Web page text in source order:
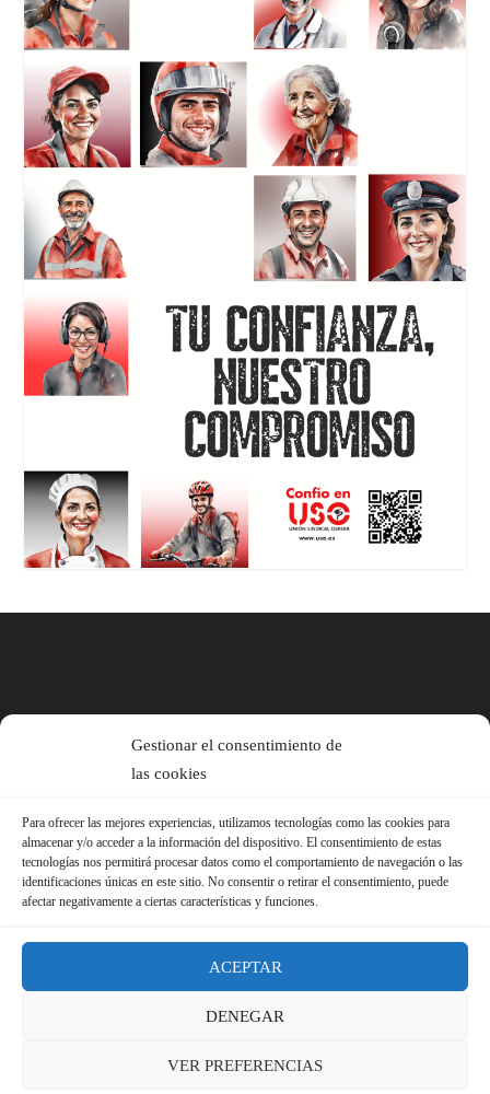
Gestionar el consentimiento de
las cookies
Para ofrecer las mejores experiencias, utilizamos tecnologías como las cookies para
almacenar y/o acceder a la información del dispositivo. El consentimiento de estas
tecnologías nos permitirá procesar datos como el comportamiento de navegación o las
identificaciones únicas en este sitio. No consentir o retirar el consentimiento, puede
afectar negativamente a ciertas características y funciones.
ACEPTAR
DENEGAR
VER PREFERENCIAS
Política de Cookies